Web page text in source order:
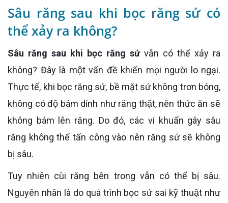
Sâu răng sau khi bọc răng sứ có
thể xảy ra không?
Sâu răng sau khi bọc răng sứ vẫn có thể xảy ra
không? Đây là một vấn đề khiến mọi người lo ngại.
Thực tế, khi bọc răng sứ, bề mặt sứ không trơn bóng,
không có độ bám dính như răng thật, nên thức ăn sẽ
không bám lên răng. Do đó, các vi khuẩn gây sâu
răng không thể tấn công vào nên răng sứ sẽ không
bị sâu.
Tuy nhiên cùi răng bên trong vẫn có thể bị sâu.
Nguyên nhân là do quá trình bọc sứ sai kỹ thuật như